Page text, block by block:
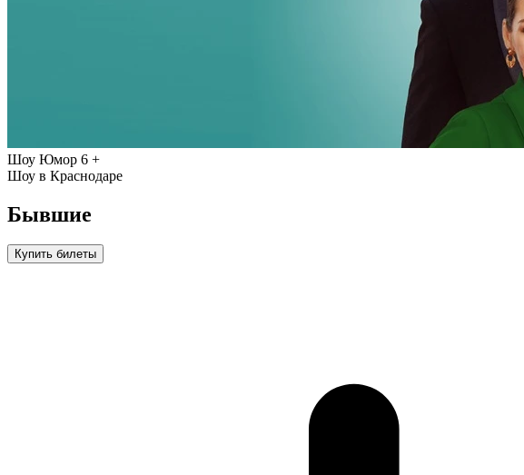
Шоу Юмор 6 +
Шоу в Краснодаре
Бывшие
Купить билеты